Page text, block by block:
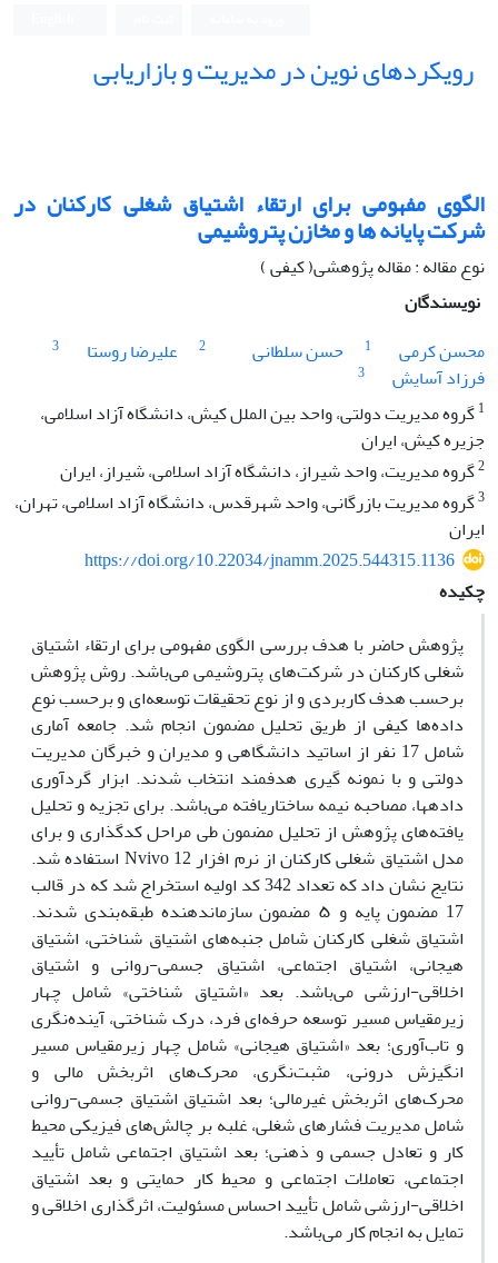
رویکردهای نوین در مدیریت و بازاریابی
الگوی مفهومی برای ارتقاء اشتیاق شغلی کارکنان در
شرکت‌ پایانه ها و مخازن پتروشیمی
نوع مقاله : مقاله پژوهشی( کیفی )
نویسندگان
محسن کرمی
1 حسن سلطانی 2 علیرضا روستا 3
فرزاد آسایش
3
1گروه مدیریت دولتی، واحد بین الملل کیش، دانشگاه آزاد اسلامی،
جزیره کیش، ایران
2گروه مدیریت، واحد شیراز، دانشگاه آزاد اسلامی، شیراز، ایران
3گروه مدیریت بازرگانی، واحد شهرقدس، دانشگاه آزاد اسلامی، تهران،
ایران
https://doi.org/10.22034/jnamm.2025.544315.1136
چکیده
پژوهش حاضر با هدف بررسی الگوی مفهومی برای ارتقاء اشتیاق
شغلی کارکنان در شرکت‌های پتروشیمی می‌باشد. روش پژوهش
برحسب هدف کاربردی و از نوع تحقیقات توسعه‌ای و برحسب نوع
داده‌ها کیفی از طریق تحلیل مضمون انجام شد. جامعه آماری
شامل 17 نفر از اساتید دانشگاهی و مدیران و خبرگان مدیریت
دولتی و با نمونه گیری هدفمند انتخاب شدند. ابزار گردآوری
داده­ها، مصاحبه نیمه ساختاریافته می‌باشد. برای تجزیه و تحلیل
یافته‌های پژوهش از تحلیل مضمون طی مراحل کدگذاری و برای
مدل اشتیاق شغلی کارکنان از نرم افزار Nvivo 12 استفاده شد.
نتایج نشان داد که تعداد 342 کد اولیه استخراج شد که در قالب
17 مضمون پایه و ۵ مضمون سازماندهنده طبقه‌بندی شدند.
اشتیاق شغلی کارکنان شامل جنبه‌های اشتیاق شناختی، اشتیاق
هیجانی، اشتیاق اجتماعی، اشتیاق جسمی‌-روانی و اشتیاق
اخلاقی-ارزشی می‌باشد. بعد «اشتیاق شناختی» شامل چهار
زیرمقیاس مسیر توسعه حرفه‌ای فرد، درک شناختی، آینده‌نگری
و تاب‌آوری؛ بعد «اشتیاق هیجانی» شامل چهار زیرمقیاس مسیر
انگیزش درونی، مثبت‌نگری، محرک‌های اثربخش مالی و
محرک‌های اثربخش غیرمالی؛ بعد اشتیاق اشتیاق جسمی‌-روانی
شامل مدیریت فشارهای شغلی، غلبه بر چالش‌های فیزیکی محیط
کار و تعادل جسمی و ذهنی؛ بعد اشتیاق اجتماعی شامل تأیید
اجتماعی، تعاملات اجتماعی و محیط کار حمایتی و بعد اشتیاق
اخلاقی-ارزشی شامل تأیید احساس مسئولیت، اثرگذاری اخلاقی و
تمایل به انجام کار می‌باشد.